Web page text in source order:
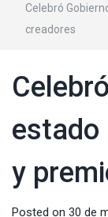
Celebró
creadores
estado
y
Posted on 30 de